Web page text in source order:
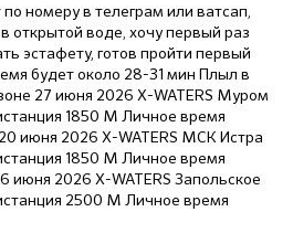
по номеру в телеграм или ватсап,
открытой воде, хочу первый раз
эстафету, готов пройти первый
будет около 28-31 мин Плыл в
27 июня 2026 X-WATERS Муром
1850 М Личное время
июня 2026 X-WATERS МСК Истра
1850 М Личное время
июня 2026 X-WATERS Запольское
2500 М Личное время